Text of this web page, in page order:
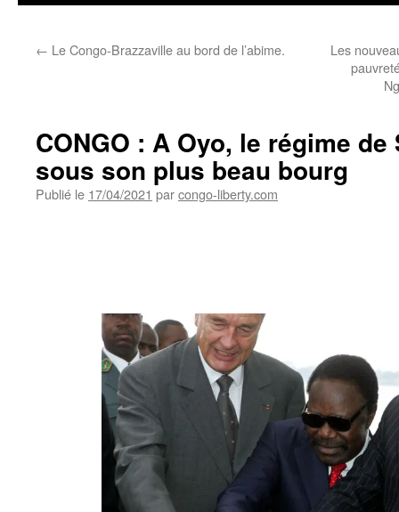
← Le Congo-Brazzaville au bord de l’abime.
Les
CONGO : A Oyo, le régime
sous son plus beau bourg
Publié le 17/04/2021 parcongo-liberty.com